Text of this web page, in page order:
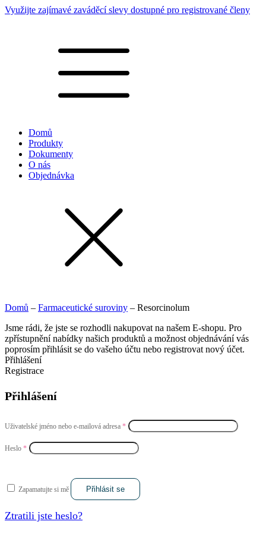
Využijte zajímavé zaváděcí slevy dostupné pro registrované členy
Domů
Produkty
Dokumenty
O nás
Objednávka
Domů – Farmaceutické suroviny – Resorcinolum
Jsme rádi, že jste se rozhodli nakupovat na našem E-shopu. Pro
zpřístupnění nabídky našich produktů a možnost objednávání vás
poprosím přihlásit se do vašeho účtu nebo registrovat nový účet.
Přihlášení
Registrace
Přihlášení
Uživatelské jméno nebo e-mailová adresa *
Heslo *
Zapamatujte si mě Přihlásit se
Ztratili jste heslo?